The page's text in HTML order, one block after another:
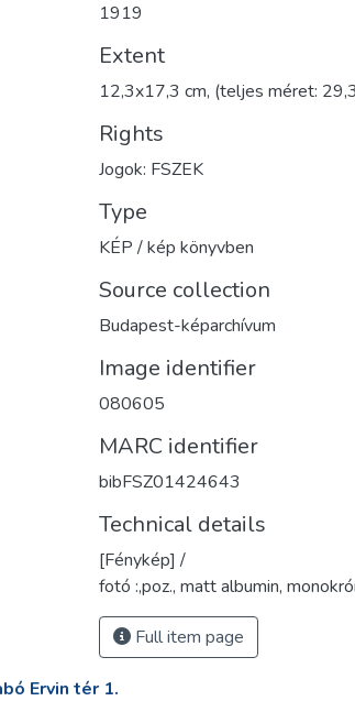
1919
Extent
12,3x17,3 cm, (teljes méret:
Rights
Jogok: FSZEK
Type
KÉP / kép könyvben
Source collection
Budapest-képarchívum
Image identifier
080605
MARC identifier
bibFSZ01424643
Technical details
[Fénykép] /
fotó :,poz., matt albumin,
Full item page
Ervin tér 1.